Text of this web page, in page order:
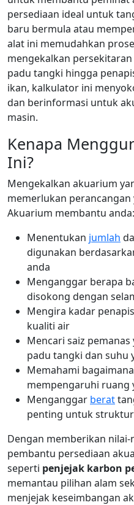
persediaan ideal untuk
baru bermula atau
alat ini memudahkan
mengekalkan
padu tangki hingga
ikan, kalkulator ini
dan berinformasi untuk
masin.
Kenapa
Ini?
Mengekalkan akuarium
memerlukan
Akuarium membantu anda:
Menentukan jumlah
digunakan
anda
Menganggar berapa
disokong dengan
Mengira kadar
kualiti air
Mencari saiz
padu tangki dan suhu
Memahami
mempengaruhi ruang
Menganggar berat
penting untuk
Dengan memberikan
pembantu persediaan
seperti penjejak karbon
memantau pilihan alam
menjejak keseimbangan